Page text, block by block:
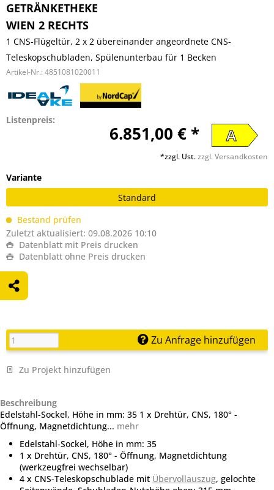
GETRÄNKETHEKE
WIEN 2 RECHTS
1 CNS-Flügeltür, 2 x 2 übereinander angeordnete CNS-
Teleskopschubladen, Spülenunterbau für 1 Becken
Artikel-Nr.: 4851081020011
Listenpreis:
6.851,00 € * A
*zzgl. Ust.zzgl. Versandkosten
Variante
Standard
Bestand prüfen
Zuletzt aktualisiert: 09.08.2026 10:10
Datenblatt mit Preis drucken
Datenblatt ohne Preis drucken
Zu Anfrage hinzufügen
Zu Projekt hinzufügen
Beschreibung
Edelstahl-Sockel, Höhe in mm: 35 1 x Drehtür, CNS, 180° -
Öffnung, Magnetdichtung... mehr
Edelstahl-Sockel, Höhe in mm: 35
1 x Drehtür, CNS, 180° - Öffnung, Magnetdichtung
(werkzeugfrei wechselbar)
4 x CNS-Teleskopschublade mit Übervollauszug, gelochte